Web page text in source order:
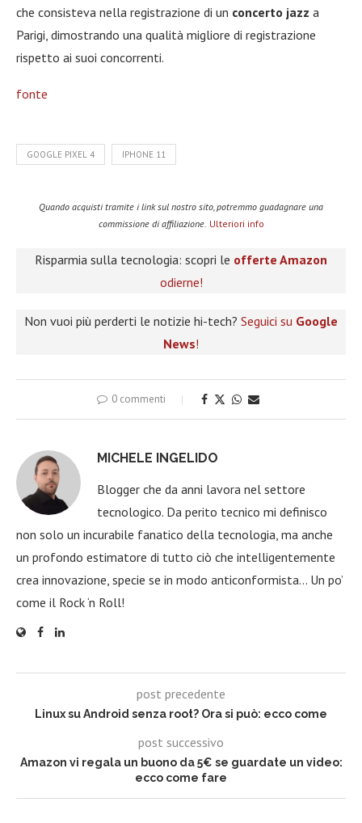
che consisteva nella registrazione di un concerto jazz a
Parigi, dimostrando una qualità migliore di registrazione
rispetto ai suoi concorrenti.
fonte
GOOGLE PIXEL 4 IPHONE 11
Quando acquisti tramite i link sul nostro sito, potremmo guadagnare una
commissione di affiliazione. Ulteriori info
Risparmia sulla tecnologia: scopri le offerte Amazon
odierne!
Non vuoi più perderti le notizie hi-tech? Seguici su Google
News!
0 commenti
MICHELE INGELIDO
Blogger che da anni lavora nel settore
tecnologico. Da perito tecnico mi definisco
non solo un incurabile fanatico della tecnologia, ma anche
un profondo estimatore di tutto ciò che intelligentemente
crea innovazione, specie se in modo anticonformista… Un po’
come il Rock ‘n Roll!
post precedente
Linux su Android senza root? Ora si può: ecco come
post successivo
Amazon vi regala un buono da 5€ se guardate un video:
ecco come fare